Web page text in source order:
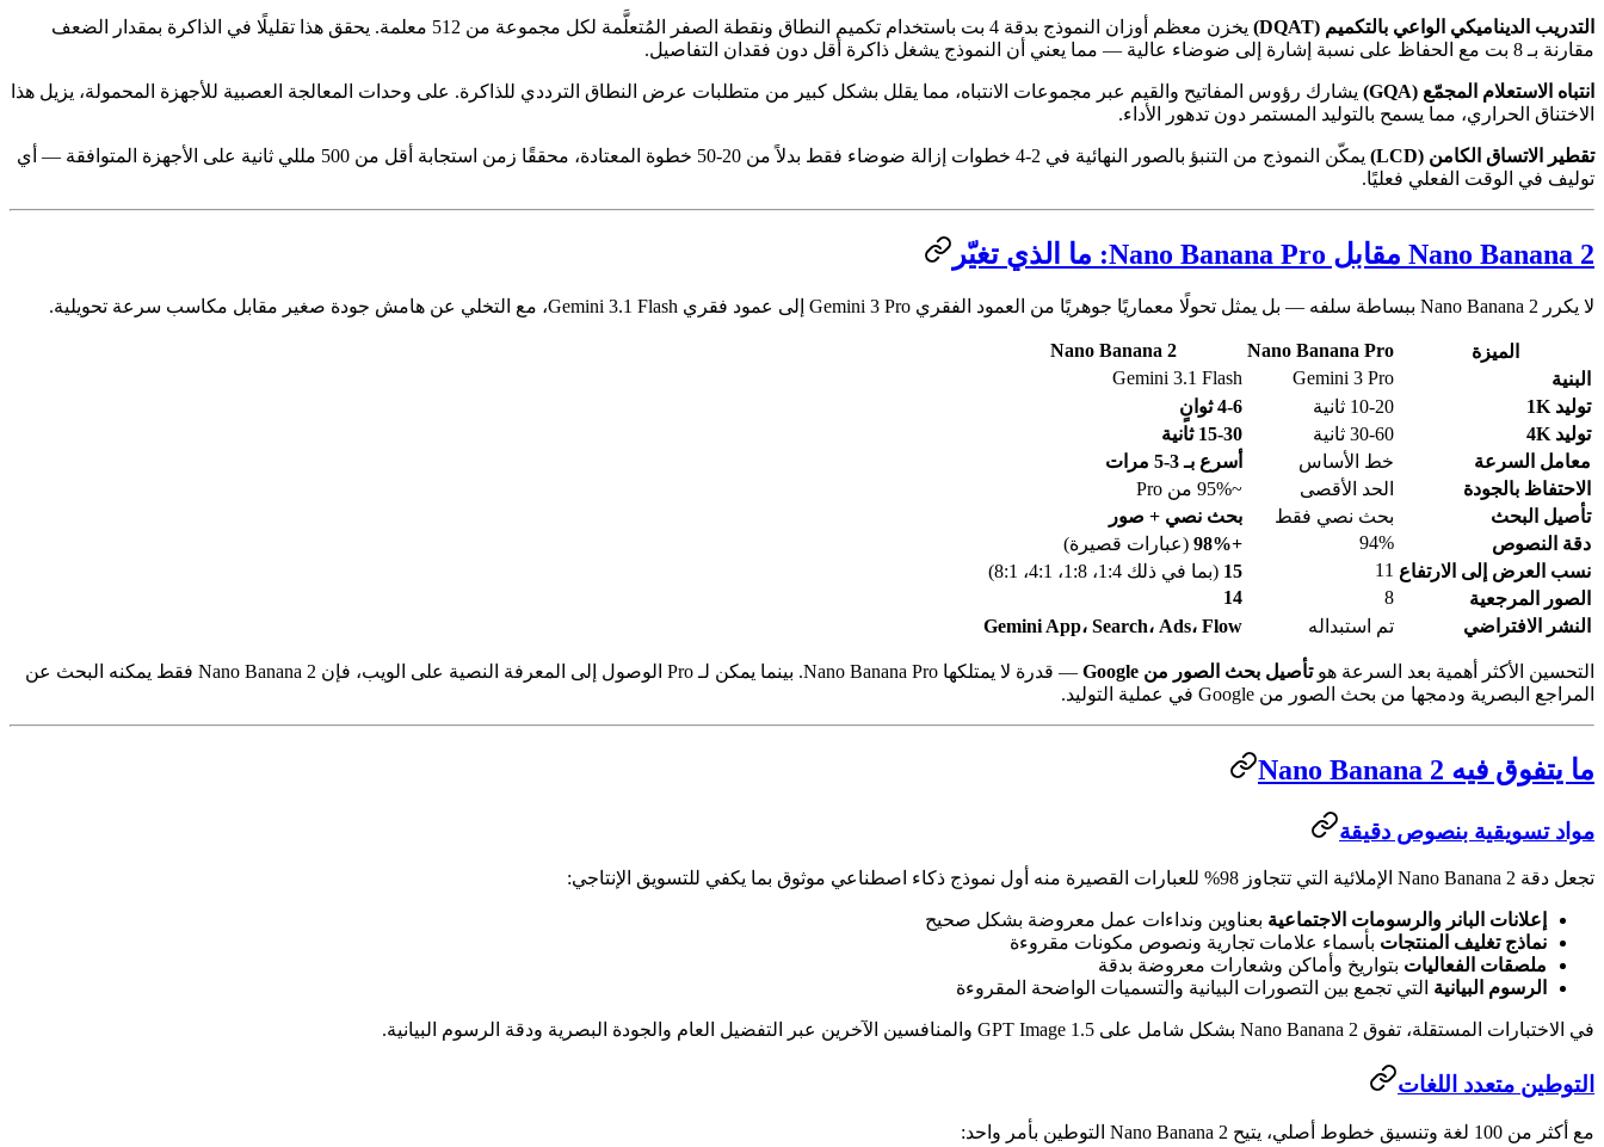
التدريب الديناميكي الواعي بالتكميم (DQAT)
يخزن معظم أوزان النموذج بدقة 4 بت باستخدام تكميم النطاق ونقطة الصفر المُتعلَّمة لكل مجموعة من 512 معلمة. يحقق هذا تقليلًا في الذاكرة بمقدار الضعف
مقارنة بـ 8 بت مع الحفاظ على نسبة إشارة إلى ضوضاء عالية — مما يعني أن النموذج يشغل ذاكرة أقل دون فقدان التفاصيل.
انتباه الاستعلام المجمّع (GQA)
يشارك رؤوس المفاتيح والقيم عبر مجموعات الانتباه، مما يقلل بشكل كبير من متطلبات عرض النطاق الترددي للذاكرة. على وحدات المعالجة العصبية للأجهزة المحمولة، يزيل هذا
الاختناق الحراري، مما يسمح بالتوليد المستمر دون تدهور الأداء.
تقطير الاتساق الكامن (LCD)
يمكّن النموذج من التنبؤ بالصور النهائية في 2-4 خطوات إزالة ضوضاء فقط بدلاً من 20-50 خطوة المعتادة، محققًا زمن استجابة أقل من 500 مللي ثانية على الأجهزة المتوافقة — أي
توليف في الوقت الفعلي فعليًا.
Nano Banana 2 مقابل Nano Banana Pro: ما الذي تغيّر
لا يكرر Nano Banana 2 ببساطة سلفه — بل يمثل تحولًا معماريًا جوهريًا من العمود الفقري Gemini 3 Pro إلى عمود فقري Gemini 3.1 Flash، مع التخلي عن هامش جودة صغير مقابل مكاسب سرعة تحويلية.
الميزة Nano Banana Pro
Nano Banana 2
البنية
Gemini 3 Pro
Gemini 3.1 Flash
توليد 1K
10-20 ثانية
4-6 ثوانٍ
توليد 4K
30-60 ثانية
15-30 ثانية
معامل السرعة
خط الأساس
أسرع بـ 3-5 مرات
الاحتفاظ بالجودة
الحد الأقصى
~95% من Pro
تأصيل البحث
بحث نصي فقط
بحث نصي + صور
دقة النصوص
94%
+98%
(عبارات قصيرة)
نسب العرض إلى الارتفاع 11
15 (بما في ذلك 1:4، 1:8، 4:1، 8:1)
الصور المرجعية
8
14
النشر الافتراضي
تم استبداله Gemini App، Search، Ads، Flow
التحسين الأكثر أهمية بعد السرعة هوتأصيل بحث الصور من Google
— قدرة لا يمتلكها Nano Banana Pro. بينما يمكن لـ Pro الوصول إلى المعرفة النصية على الويب، فإن Nano Banana 2 فقط يمكنه البحث عن
المراجع البصرية ودمجها من بحث الصور من Google في عملية التوليد.
ما يتفوق فيه Nano Banana 2
مواد تسويقية بنصوص دقيقة
تجعل دقة Nano Banana 2 الإملائية التي تتجاوز 98% للعبارات القصيرة منه أول نموذج ذكاء اصطناعي موثوق بما يكفي للتسويق الإنتاجي:
إعلانات البانر والرسومات الاجتماعية بعناوين ونداءات عمل معروضة بشكل صحيح
نماذج تغليف المنتجات بأسماء علامات تجارية ونصوص مكونات مقروءة
ملصقات الفعاليات بتواريخ وأماكن وشعارات معروضة بدقة
الرسوم البيانية التي تجمع بين التصورات البيانية والتسميات الواضحة المقروءة
في الاختبارات المستقلة، تفوق Nano Banana 2 بشكل شامل على GPT Image 1.5 والمنافسين الآخرين عبر التفضيل العام والجودة البصرية ودقة الرسوم البيانية.
التوطين متعدد اللغات
مع أكثر من 100 لغة وتنسيق خطوط أصلي، يتيح Nano Banana 2 التوطين بأمر واحد: